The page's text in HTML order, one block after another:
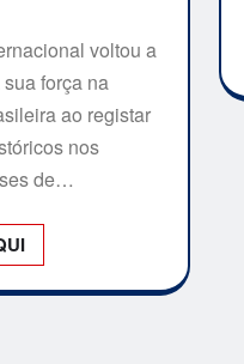
voltou a
força na
ao registar
nos
de…